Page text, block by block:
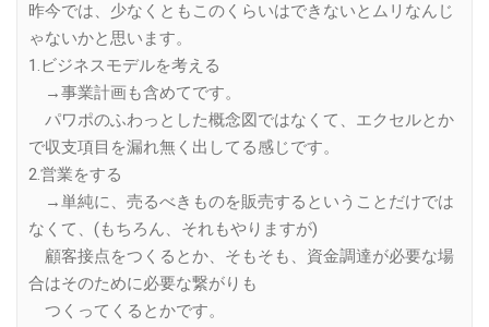
昨今では、少なくともこのくらいはできないとムリなんじ
ゃないかと思います。
1.ビジネスモデルを考える
→事業計画も含めてです。
パワポのふわっとした概念図ではなくて、エクセルとか
で収支項目を漏れ無く出してる感じです。
2.営業をする
→単純に、売るべきものを販売するということだけでは
なくて、(もちろん、それもやりますが)
顧客接点をつくるとか、そもそも、資金調達が必要な場
合はそのために必要な繋がりも
つくってくるとかです。